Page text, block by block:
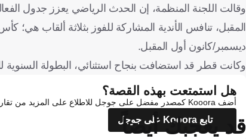
وقالت اللجنة المنظمة، إن الحدث الرياضي يعزز جدول
ديسمبر/كانون أول المقبل.
وكانت قطر قد استضافت بنجاح استثنائي، البطولة السنوية للأندية 3 مرات في 2019
هل استمتعت بهذه القصة؟
أضف Kooora كمصدر مفضل على جوجل للاطلاع على المزيد من تقاريرنا
تابع Kooora على جوجل
قد يعجبك أيضاً